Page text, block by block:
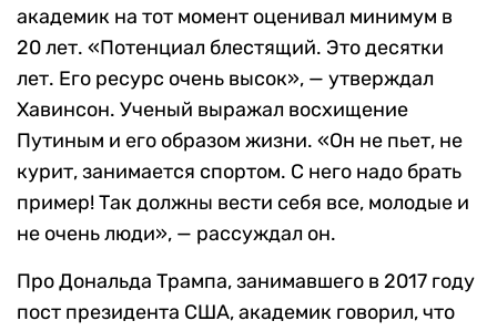
академик на тот момент оценивал минимум в
20 лет. «Потенциал блестящий. Это десятки
лет. Его ресурс очень высок», — утверждал
Хавинсон. Ученый выражал восхищение
Путиным и его образом жизни. «Он не пьет, не
курит, занимается спортом. С него надо брать
пример! Так должны вести себя все, молодые и
не очень люди», — рассуждал он.
Про Дональда Трампа, занимавшего в 2017 году
пост президента США, академик говорил, что